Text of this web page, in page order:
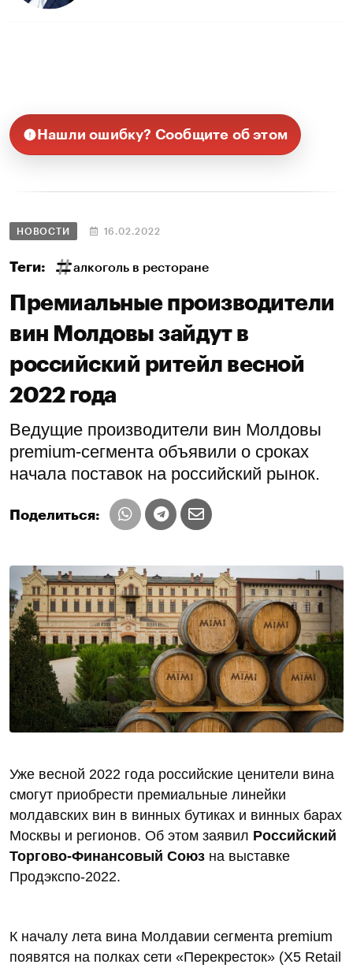
Нашли ошибку? Сообщите об этом
НОВОСТИ 16.02.2022
Теги: алкоголь в ресторане
Премиальные производители
вин Молдовы зайдут в
российский ритейл весной
2022 года
Ведущие производители вин Молдовы
premium-сегмента объявили о сроках
начала поставок на российский рынок.
Поделиться:
Уже весной 2022 года российские ценители вина
смогут приобрести премиальные линейки
молдавских вин в винных бутиках и винных барах
Москвы и регионов. Об этом заявил Российский
Торгово-Финансовый Союз на выставке
Продэкспо-2022.
К началу лета вина Молдавии сегмента premium
появятся на полках сети «Перекресток» (X5 Retail